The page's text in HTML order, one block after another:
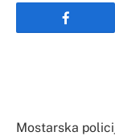
Mostarska